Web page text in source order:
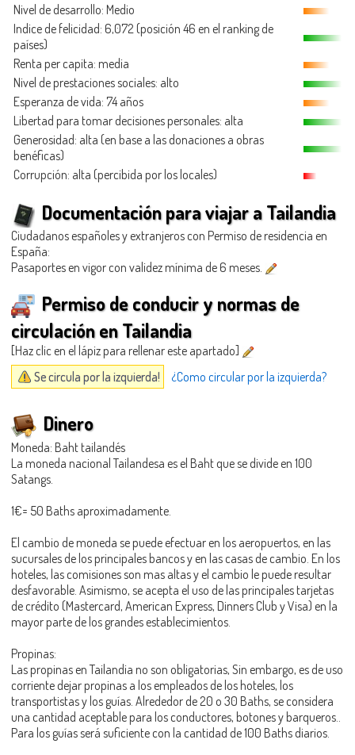
Nivel de desarrollo: Medio
Indice de felicidad: 6,072 (posición 46 en el ranking de
países)
Renta per capita: media
Nivel de prestaciones sociales: alto
Esperanza de vida: 74 años
Libertad para tomar decisiones personales: alta
Generosidad: alta (en base a las donaciones a obras
benéficas)
Corrupción: alta (percibida por los locales)
Documentación para viajar a Tailandia
Ciudadanos españoles y extranjeros con Permiso de residencia en
España:
Pasaportes en vigor con validez mínima de 6 meses.
Permiso de conducir y normas de
circulación en Tailandia
[Haz clic en el lápiz para rellenar este apartado]
Se circula por la izquierda!
¿Como circular por la izquierda?
Dinero
Moneda: Baht tailandés
La moneda nacional Tailandesa es el Baht que se divide en 100
Satangs.
1€= 50 Baths aproximadamente.
El cambio de moneda se puede efectuar en los aeropuertos, en las
sucursales de los principales bancos y en las casas de cambio. En los
hoteles, las comisiones son mas altas y el cambio le puede resultar
desfavorable. Asimismo, se acepta el uso de las principales tarjetas
de crédito (Mastercard, American Express, Dinners Club y Visa) en la
mayor parte de los grandes establecimientos.
Propinas:
Las propinas en Tailandia no son obligatorias, Sin embargo, es de uso
corriente dejar propinas a los empleados de los hoteles, los
transportistas y los guías. Alrededor de 20 o 30 Baths, se considera
una cantidad aceptable para los conductores, botones y barqueros..
Para los guías será suficiente con la cantidad de 100 Baths diarios.